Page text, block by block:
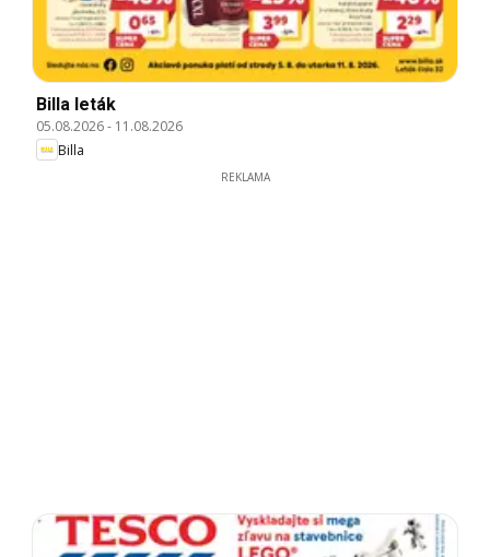
Billa leták
05.08.2026- 11.08.2026
Billa
REKLAMA